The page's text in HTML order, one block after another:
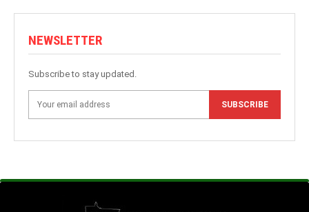
NEWSLETTER
Subscribe to stay updated.
SUBSCRIBE